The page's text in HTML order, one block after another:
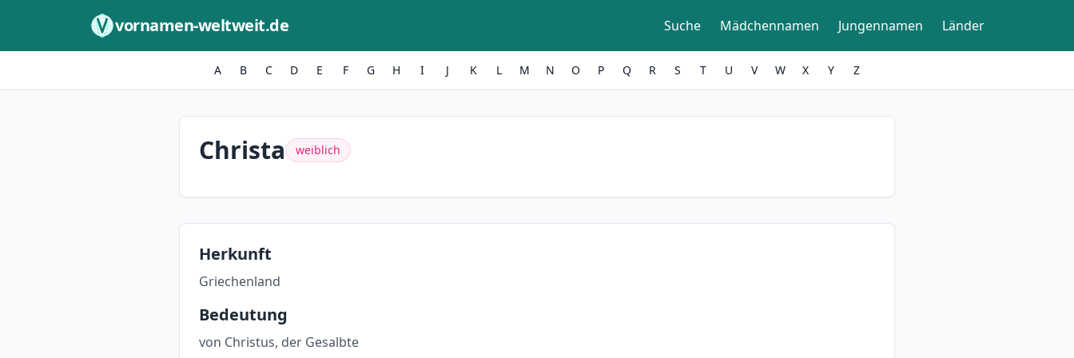
vornamen-weltweit.de Suche Mädchennamen Jungennamen Länder
A B C D E F G H I J K L M N O P Q R S T U V W X Y Z
Christa weiblich
Herkunft
Griechenland
Bedeutung
von Christus, der Gesalbte